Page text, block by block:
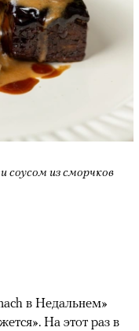
соусом из сморчков
в Недальнем»
На этот раз в